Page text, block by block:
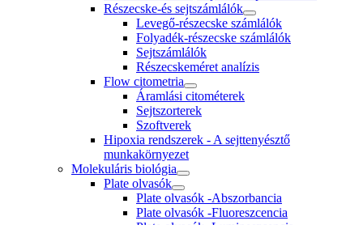
Részecske-és sejtszámlálók
Levegő-részecske számlálók
Folyadék-részecske számlálók
Sejtszámlálók
Részecskeméret analízis
Flow citometria
Áramlási citométerek
Sejtszorterek
Szoftverek
Hipoxia rendszerek - A sejttenyésztő
munkakörnyezet
Molekuláris biológia
Plate olvasók
Plate olvasók -Abszorbancia
Plate olvasók -Fluoreszcencia